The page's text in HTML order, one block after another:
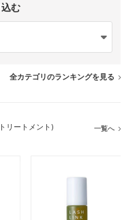
む
全カテゴリのランキングを見る
リートメント) 一覧へ